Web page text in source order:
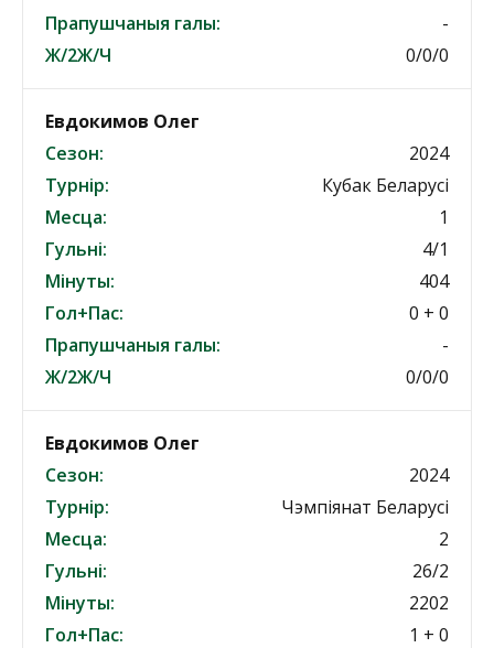
Прапушчаныя галы:
-
Ж/2Ж/Ч
0/0/0
Евдокимов Олег
Сезон:
2024
Турнір:
Кубак Беларусі
Месца:
1
Гульні:
4/1
Мінуты:
404
Гол+Пас:
0 + 0
Прапушчаныя галы:
-
Ж/2Ж/Ч
0/0/0
Евдокимов Олег
Сезон:
2024
Турнір:
Чэмпіянат Беларусі
Месца:
2
Гульні:
26/2
Мінуты:
2202
Гол+Пас:
1 + 0